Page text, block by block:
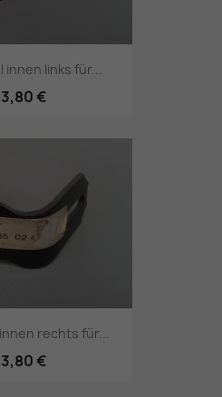
innen links für...
€
rechts für...
€